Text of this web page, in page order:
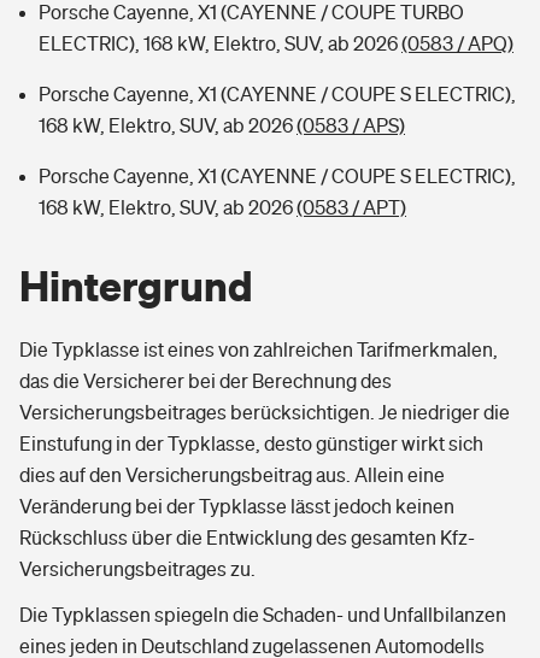
Porsche Cayenne, X1 (CAYENNE / COUPE TURBO
ELECTRIC), 168 kW, Elektro, SUV, ab 2026(0583 / APQ)
Porsche Cayenne, X1 (CAYENNE / COUPE S ELECTRIC),
168 kW, Elektro, SUV, ab 2026(0583 / APS)
Porsche Cayenne, X1 (CAYENNE / COUPE S ELECTRIC),
168 kW, Elektro, SUV, ab 2026(0583 / APT)
Hintergrund
Die Typklasse ist eines von zahlreichen Tarifmerkmalen,
das die Versicherer bei der Berechnung des
Versicherungsbeitrages berücksichtigen. Je niedriger die
Einstufung in der Typklasse, desto günstiger wirkt sich
dies auf den Versicherungsbeitrag aus. Allein eine
Veränderung bei der Typklasse lässt jedoch keinen
Rückschluss über die Entwicklung des gesamten Kfz-
Versicherungsbeitrages zu.
Die Typklassen spiegeln die Schaden- und Unfallbilanzen
eines jeden in Deutschland zugelassenen Automodells